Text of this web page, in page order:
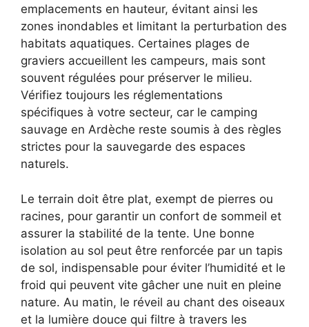
emplacements en hauteur, évitant ainsi les
zones inondables et limitant la perturbation des
habitats aquatiques. Certaines plages de
graviers accueillent les campeurs, mais sont
souvent régulées pour préserver le milieu.
Vérifiez toujours les réglementations
spécifiques à votre secteur, car le camping
sauvage en Ardèche reste soumis à des règles
strictes pour la sauvegarde des espaces
naturels.
Le terrain doit être plat, exempt de pierres ou
racines, pour garantir un confort de sommeil et
assurer la stabilité de la tente. Une bonne
isolation au sol peut être renforcée par un tapis
de sol, indispensable pour éviter l’humidité et le
froid qui peuvent vite gâcher une nuit en pleine
nature. Au matin, le réveil au chant des oiseaux
et la lumière douce qui filtre à travers les